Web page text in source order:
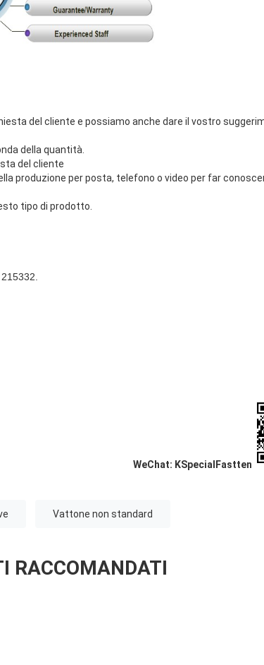
del cliente e possiamo anche dare il vostro
della quantità.
del cliente
produzione per posta, telefono o video per far
tipo di prodotto.
WeChat: KSpecialFastten
Vattone non standard
RACCOMANDATI